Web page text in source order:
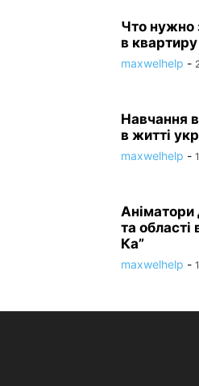
Что нужно
в квартиру
maxwelhelp -
Навчання
в житті
maxwelhelp -
Аніматори
та області
Ка”
maxwelhelp -